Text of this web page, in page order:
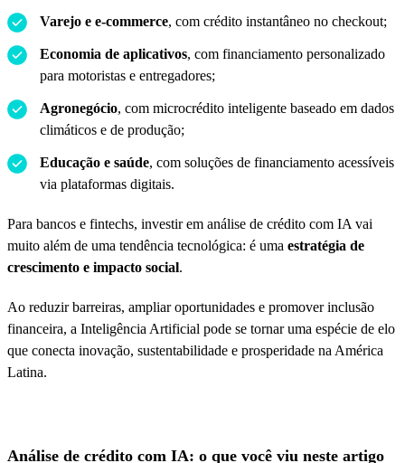
Varejo e e-commerce, com crédito instantâneo no checkout;
Economia de aplicativos, com financiamento personalizado
para motoristas e entregadores;
Agronegócio, com microcrédito inteligente baseado em dados
climáticos e de produção;
Educação e saúde, com soluções de financiamento acessíveis
via plataformas digitais.
Para bancos e fintechs, investir em análise de crédito com IA vai
muito além de uma tendência tecnológica: é uma estratégia de
crescimento e impacto social.
Ao reduzir barreiras, ampliar oportunidades e promover inclusão
financeira, a Inteligência Artificial pode se tornar uma espécie de elo
que conecta inovação, sustentabilidade e prosperidade na América
Latina.
Análise de crédito com IA: o que você viu neste artigo